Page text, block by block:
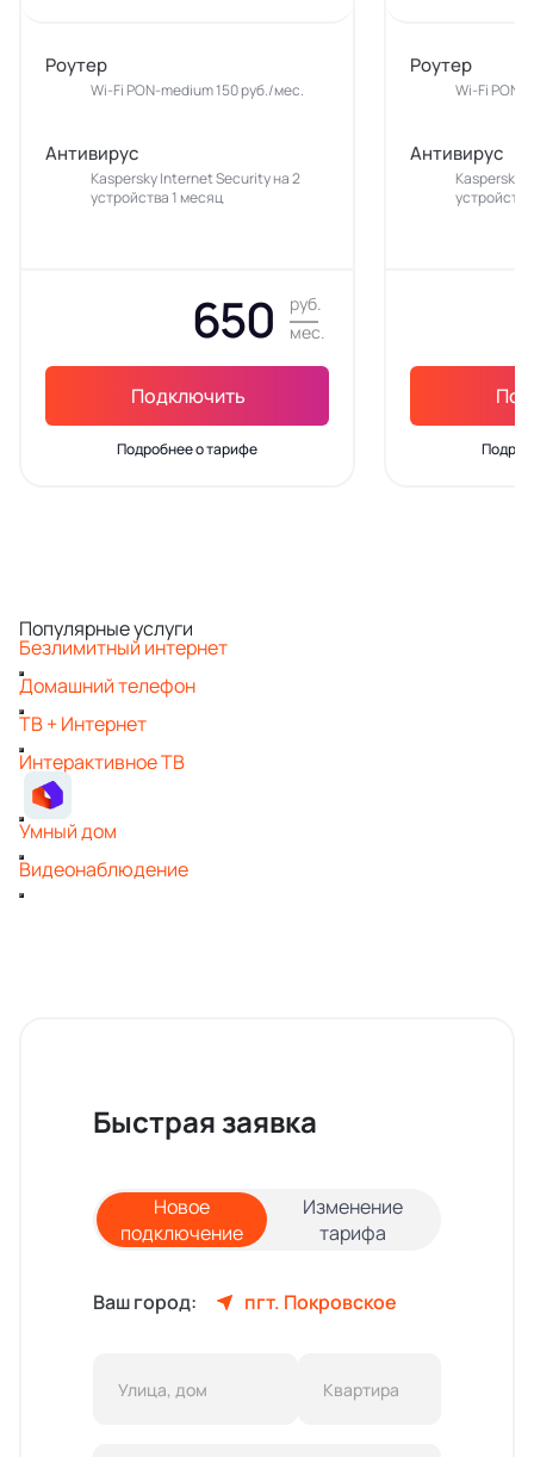
Роутер
Wi-Fi PON-medium 150 руб./мес.
Антивирус
Kaspersky Internet Security на 2
устройства 1 месяц
650
руб.
мес.
Подключить
Подробнее о тарифе
Роутер
Wi-Fi PON-
Антивирус
Kaspersky
Популярные услуги
Безлимитный интернет
Домашний телефон
ТВ + Интернет
Интерактивное ТВ
Умный дом
Видеонаблюдение
Быстрая заявка
Новое
подключение
Изменение
тарифа
Ваш город: пгт. Покровское